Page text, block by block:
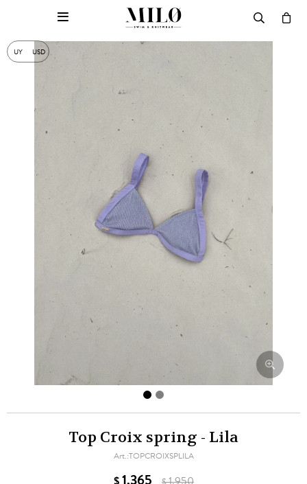
UY USD

Top Croix spring - Lila
TOPCROIXSPLILA